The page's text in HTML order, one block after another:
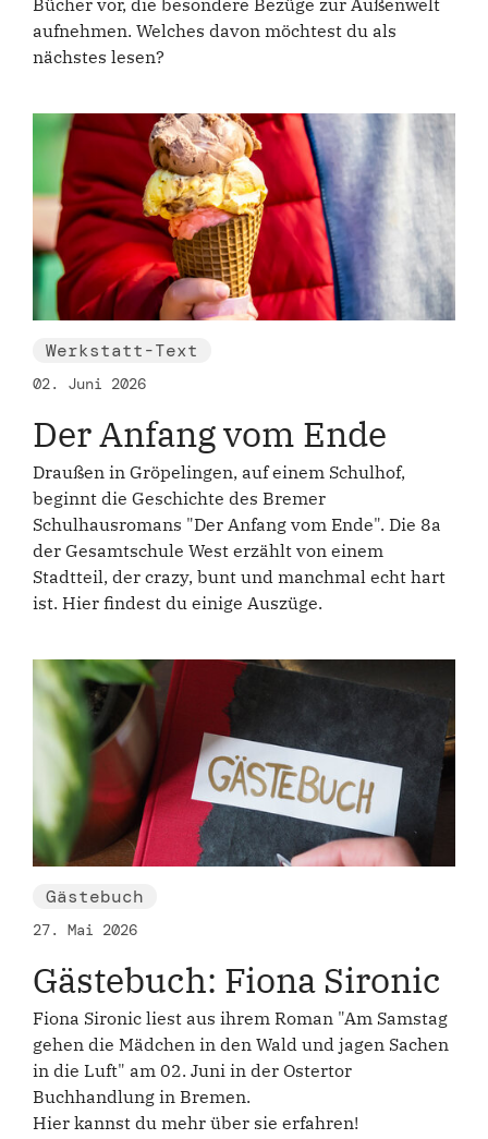
Bücher vor, die besondere Bezüge zur Außenwelt
aufnehmen. Welches davon möchtest du als
nächstes lesen?
Werkstatt-Text
02. Juni 2026
Der Anfang vom Ende
Draußen in Gröpelingen, auf einem Schulhof,
beginnt die Geschichte des Bremer
Schulhausromans "Der Anfang vom Ende". Die 8a
der Gesamtschule West erzählt von einem
Stadtteil, der crazy, bunt und manchmal echt hart
ist. Hier findest du einige Auszüge.
Gästebuch
27. Mai 2026
Gästebuch: Fiona Sironic
Fiona Sironic liest aus ihrem Roman "Am Samstag
gehen die Mädchen in den Wald und jagen Sachen
in die Luft" am 02. Juni in der Ostertor
Buchhandlung in Bremen.
Hier kannst du mehr über sie erfahren!